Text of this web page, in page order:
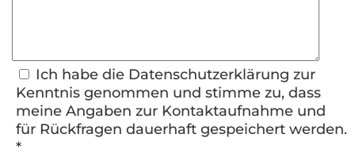
Ich habe die Datenschutzerklärung zur
Kenntnis genommen und stimme zu, dass
meine Angaben zur Kontaktaufnahme und
für Rückfragen dauerhaft gespeichert werden.
*